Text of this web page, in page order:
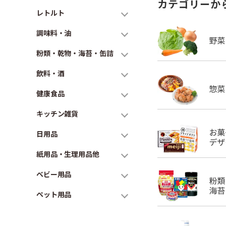
レトルト
調味料・油
粉類・乾物・海苔・缶詰
飲料・酒
健康食品
キッチン雑貨
日用品
紙用品・生理用品他
ベビー用品
ペット用品
カテゴリーか